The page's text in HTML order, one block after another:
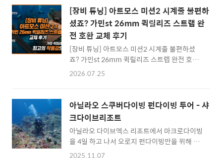
시골이라 카드가 안 되는 곳이 많을까 봐 살짝
걱정했습니다.그런데 막상 도착해 보..
리스트' 하나쯤 품고 사는 브랜드, 바로 포스엘
리먼트(Fourth Element)인데요. 다이빙 시작
할 때 너무 예뻐서 샀다가도 비싼 가격에 선뜻
추가 구매는 엄두를 못 내곤 했었는데, 드디어
서울 한복판 오프라인에서 직접 만날 수 있게 되
었습니다.바로 여의도 더현대 서울 4층(가민 매
장 맞은편)에 포스엘리먼트가 입점했다는 반가
운 소식인데요! 마침 다이빙에 갓 입문한 남자
지 못하고 빠르게 다녀왔습니다.1. 더현대 서울
포스엘리먼트 매..
[장비 튜닝] 아트모스 미션2 시계줄 불편하
셨죠? 가민st 26mm 퀵릴리즈 스트랩 완
전 호환 교체 후기
[장비 튜닝] 아트모스 미션2 시계줄 불편하셨
죠? 가민st 26mm 퀵릴리즈 스트랩 완전 호환
교체 후기안녕하세요, 수중 속 신비로운 세상과
라면 누구나 하나쯤 가지고 계시거나 고민해 보
셨을 다이빙 컴퓨터! 그중에서도 압도적인 가성
비와 깔끔한 디자인으로 정말 많은 사랑을 받고
있는 제품이 바로 아트모스 미션2(ATMOS
Mission 2)인데요. 저 역시 필드에서나 일상에
서나 아주 알차게 잘 쓰고 있는 최애 컴퓨터 중
2026.07.25
아닐라오 스쿠버다이빙 펀다이빙 투어 - 샤
크다이브리조트
아닐라오 다이브엑스 리조트에서 마크로다이빙
을 4일 하고 나서 오로지 펀다이빙만을 위해 샵
을 옮겼다. 아닐라오 다이빙샵이 쭈욱 늘어진 초
2025.11.07